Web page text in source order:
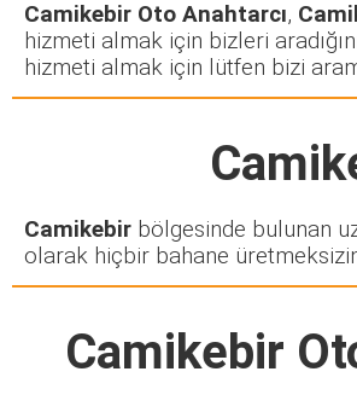
Camikebir Oto Anahtarcı,
hizmeti almak için bizleri
hizmeti almak için lütfen bizi
Camikebir bölgesinde bulunan
olarak hiçbir bahane
Camikebir